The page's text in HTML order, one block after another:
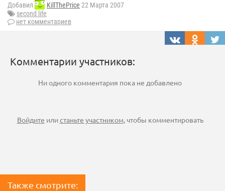
Добавил KillThePrice 22 Марта 2007
second life
нет комментариев
Комментарии участников:
Ни одного комментария пока не добавлено
Войдите илистаньте участником, чтобы комментировать
Также смотрите: